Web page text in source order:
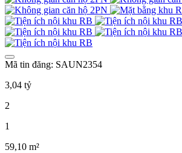
Mã tin đăng: SAUN2354
3,04 tỷ
2
1
59,10 m²